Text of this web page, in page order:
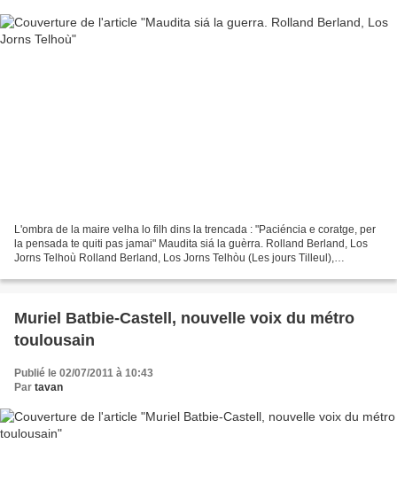
L'ombra de la maire velha lo filh dins la trencada : "Paciéncia e coratge, per
la pensada te quiti pas jamai" Maudita siá la guèrra. Rolland Berland, Los
Jorns Telhoù Rolland Berland, Los Jorns Telhòu (Les jours Tilleul),
Muriel Batbie-Castell, nouvelle voix du métro
toulousain
Publié le 02/07/2011 à 10:43
Par tavan